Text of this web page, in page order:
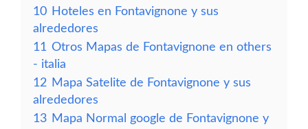
10 Hoteles en Fontavignone y sus
alrededores
11 Otros Mapas de Fontavignone en others
- italia
12 Mapa Satelite de Fontavignone y sus
alrededores
13 Mapa Normal google de Fontavignone y